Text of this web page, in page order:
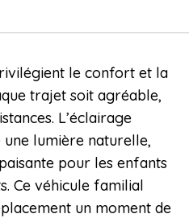
le confort et la
trajet soit agréable,
L’éclairage
lumière naturelle,
pour les enfants
Ce véhicule familial
un moment de